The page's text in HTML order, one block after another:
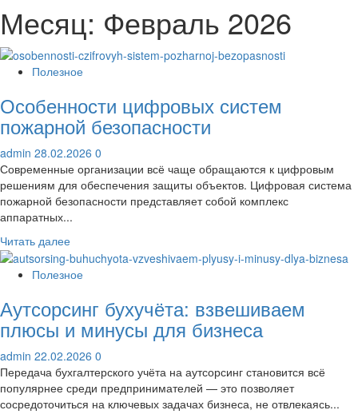
Месяц: Февраль 2026
Полезное
Особенности цифровых систем
пожарной безопасности
admin 28.02.2026 0
Современные организации всё чаще обращаются к цифровым
решениям для обеспечения защиты объектов. Цифровая система
пожарной безопасности представляет собой комплекс
аппаратных...
Читать далееПрочитать
больше
о
цифровых
систем
пожарной
безопасности
Полезное
Аутсорсинг бухучёта: взвешиваем
плюсы и минусы для бизнеса
admin 22.02.2026 0
Передача бухгалтерского учёта на аутсорсинг становится всё
популярнее среди предпринимателей — это позволяет
сосредоточиться на ключевых задачах бизнеса, не отвлекаясь...